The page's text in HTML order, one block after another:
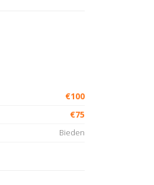
€100
€75
Bieden